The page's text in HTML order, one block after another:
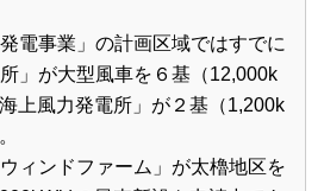
電事業」の計画区域ではすでに
」が大型風車を６基（12,000k
上風力発電所」が２基（1,200k
ィンドファーム」が太櫓地区を